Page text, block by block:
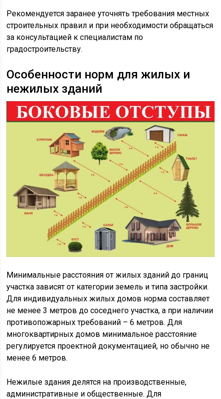
Рекомендуется заранее уточнять требования местных
строительных правил и при необходимости обращаться
за консультацией к специалистам по
градостроительству.
Особенности норм для жилых и
нежилых зданий
Минимальные расстояния от жилых зданий до границ
участка зависят от категории земель и типа застройки.
Для индивидуальных жилых домов норма составляет
не менее 3 метров до соседнего участка, а при наличии
противопожарных требований – 6 метров. Для
многоквартирных домов минимальное расстояние
регулируется проектной документацией, но обычно не
менее 6 метров.
Нежилые здания делятся на производственные,
административные и общественные. Для